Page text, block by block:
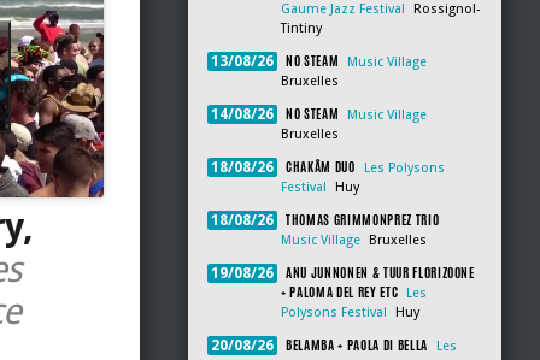
Gaume Jazz Festival
Rossignol-
Tintiny
13/08/26 NO STEAM
Music Village
Bruxelles
14/08/26 NO STEAM
Music Village
Bruxelles
18/08/26 CHAKÂM DUO
Les Polysons
Festival
Huy
18/08/26 THOMAS GRIMMONPREZ TRIO
Music Village Bruxelles
19/08/26
ANU JUNNONEN & TUUR FLORIZOONE
+ PALOMA DEL REY ETC
Les
Polysons Festival
Huy
20/08/26 BELAMBA + PAOLA DI BELLA
Les